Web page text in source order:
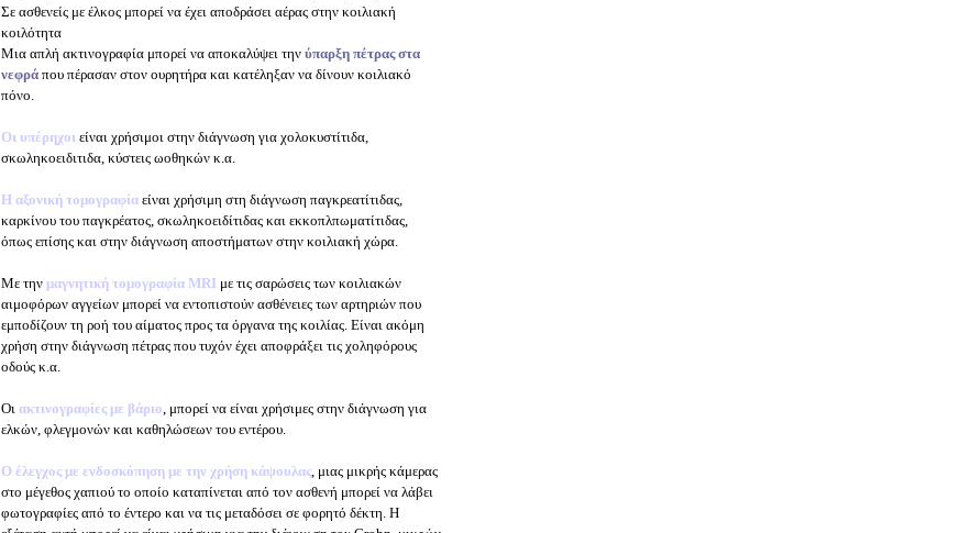
Σε ασθενείς με έλκος μπορεί να έχει αποδράσει αέρας στην κοιλιακή
κοιλότητα
Μια απλή ακτινογραφία μπορεί να αποκαλύψει την ύπαρξη πέτρας στα
νεφρά που πέρασαν στον ουρητήρα και κατέληξαν να δίνουν κοιλιακό
πόνο.
Οι υπέρηχοι είναι χρήσιμοι στην διάγνωση για χολοκυστίτιδα,
σκωληκοειδιτιδα, κύστεις ωοθηκών κ.α.
Η αξονική τομογραφία είναι χρήσιμη στη διάγνωση παγκρεατίτιδας,
καρκίνου του παγκρέατος, σκωληκοειδίτιδας και εκκοπλπωματίτιδας,
όπως επίσης και στην διάγνωση αποστήματων στην κοιλιακή χώρα.
Με την μαγνητική τομογραφία MRI με τις σαρώσεις των κοιλιακών
αιμοφόρων αγγείων μπορεί να εντοπιστούν ασθένειες των αρτηριών που
εμποδίζουν τη ροή του αίματος προς τα όργανα της κοιλίας. Είναι ακόμη
χρήση στην διάγνωση πέτρας που τυχόν έχει αποφράξει τις χοληφόρους
οδούς κ.α.
Οι ακτινογραφίες με βάριο, μπορεί να είναι χρήσιμες στην διάγνωση για
ελκών, φλεγμονών και καθηλώσεων του εντέρου.
Ο έλεγχος με ενδοσκόπηση με την χρήση κάψουλας, μιας μικρής κάμερας
στο μέγεθος χαπιού το οποίο καταπίνεται από τον ασθενή μπορεί να λάβει
φωτογραφίες από το έντερο και να τις μεταδόσει σε φορητό δέκτη. Η